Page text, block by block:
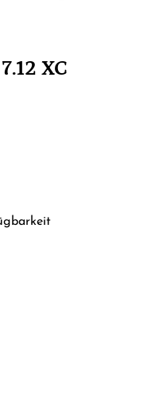
XC